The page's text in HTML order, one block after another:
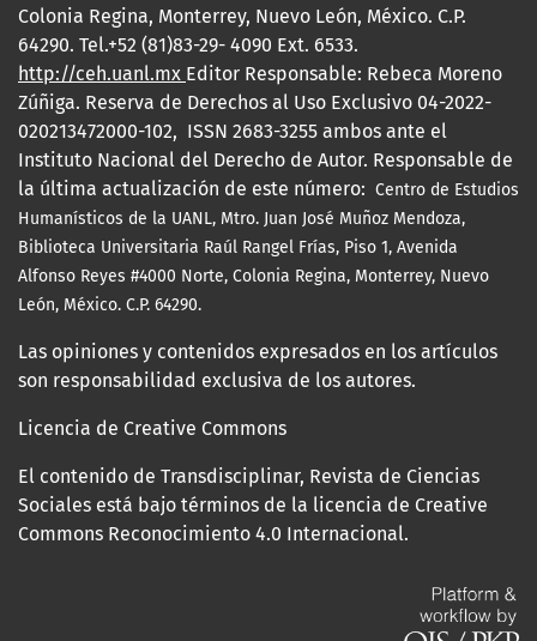
Colonia Regina, Monterrey, Nuevo León, México. C.P.
64290. Tel.+52 (81)83-29- 4090 Ext. 6533.
http://ceh.uanl.mx Editor Responsable: Rebeca Moreno
Zúñiga. Reserva de Derechos al Uso Exclusivo 04-2022-
020213472000-102, ISSN 2683-3255 ambos ante el
Instituto Nacional del Derecho de Autor. Responsable de
la última actualización de este número: Centro de Estudios
Humanísticos de la UANL, Mtro. Juan José Muñoz Mendoza,
Biblioteca Universitaria Raúl Rangel Frías, Piso 1, Avenida
Alfonso Reyes #4000 Norte, Colonia Regina, Monterrey, Nuevo
León, México. C.P. 64290.
Las opiniones y contenidos expresados en los artículos
son responsabilidad exclusiva de los autores.
Licencia de Creative Commons
El contenido de Transdisciplinar, Revista de Ciencias
Sociales está bajo términos de la licencia de Creative
Commons Reconocimiento 4.0 Internacional.